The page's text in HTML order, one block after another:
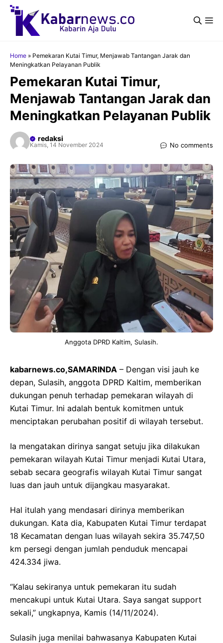
Langsung
Home » Pemekaran Kutai Timur, Menjawab Tantangan Jarak dan
Meningkatkan Pelayanan Publik
Pemekaran Kutai Timur,
Menjawab Tantangan Jarak dan
Meningkatkan Pelayanan Publik
redaksi
Kamis, 14 November 2024 No comments
Anggota DPRD Kaltim, Sulasih.
kabarnews.co,SAMARINDA – Dengan visi jauh ke
depan, Sulasih, anggota DPRD Kaltim, memberikan
dukungan penuh terhadap pemekaran wilayah di
Kutai Timur. Ini adalah bentuk komitmen untuk
menciptakan perubahan positif di wilayah tersebut.
Ia mengatakan dirinya sangat setuju jika dilakukan
pemekaran wilayah Kutai Timur menjadi Kutai Utara,
sebab secara geografis wilayah Kutai Timur sangat
luas dan jauh untuk dijangkau masyarakat.
Hal itulah yang mendasari dirinya memberikan
dukungan. Kata dia, Kabupaten Kutai Timur terdapat
18 Kecamatan dengan luas wilayah sekira 35.747,50
km persegi dengan jumlah penduduk mencapai
424.334 jiwa.
“Kalau sekiranya untuk pemekaran itu sudah
mencakupi untuk Kutai Utara. Saya sangat support
sekali,” ungkapnya, Kamis (14/11/2024).
Sulasih juga menilai bahwasanya Kabupaten Kutai